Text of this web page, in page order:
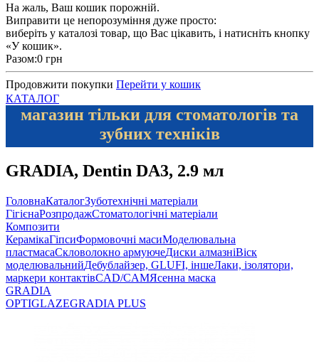
На жаль, Ваш кошик порожній.
Виправити це непорозуміння дуже просто:
виберіть у каталозі товар, що Вас цікавить, і натисніть кнопку
«У кошик».
Разом:0 грн
Продовжити покупки Перейти у кошик
КАТАЛОГ
магазин тільки для стоматологів та
зубних техніків
GRADIA, Dentin DA3, 2.9 мл
ГоловнаКаталогЗуботехнічні матеріали
ГігієнаРозпродажСтоматологічні матеріали
Композити
КерамікаГіпсиФормовочні масиМоделювальна
пластмасаСкловолокно армуючеДиски алмазніВіск
моделювальнийДебублайзер, GLUFI, іншеЛаки, ізолятори,
маркери контактівCAD/CAMЯсенна маска
GRADIA
OPTIGLAZEGRADIA PLUS